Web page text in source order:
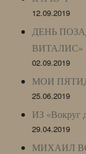
12.09.2019
ДЕНЬ
ВИТАЛИС»
02.09.2019
МОИ
25.06.2019
ИЗ «Вокруг
29.04.2019
МИХАИЛ